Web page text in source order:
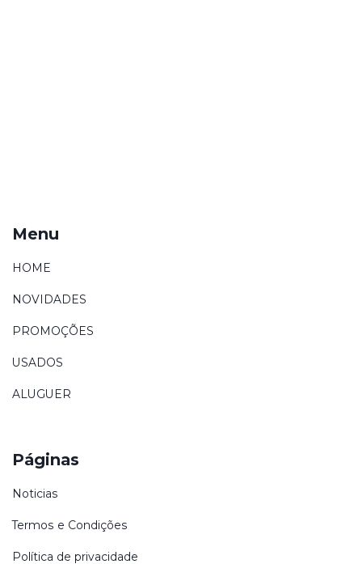
Menu
HOME
NOVIDADES
PROMOÇÕES
USADOS
ALUGUER
Páginas
Noticias
Termos e Condições
Política de privacidade